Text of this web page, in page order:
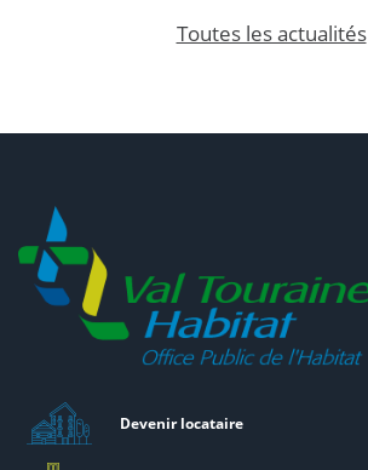
Toutes les actualités
Devenir locataire